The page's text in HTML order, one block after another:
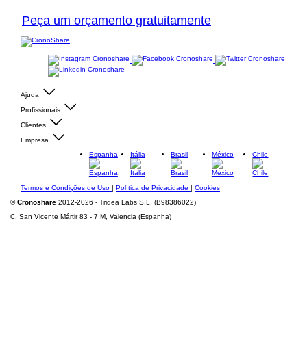
Peça um orçamento gratuitamente
Ajuda
Profissionais
Clientes
Empresa
Espanha
Itália Brasil México Chile
Termos e Condições de Uso | Política de Privacidade | Cookies
©Cronoshare 2012-2026 - Tridea Labs S.L. (B98386022)
C. San Vicente Mártir 83 - 7 M, Valencia (Espanha)